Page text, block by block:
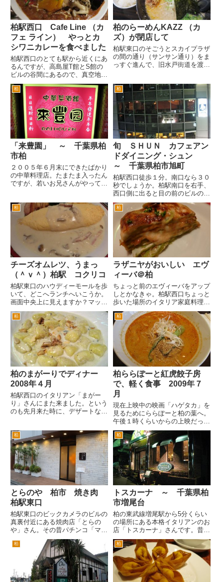
柏駅西口 Cafe Line （カ
フェ ライン） やっとカ
シワニカレーを食べました
柏駅西口のとても駅から近くにあ
るんですが、高島屋T館とS館の
ビルの谷間にあるので、真空地帯
みたいなところにある Cafe
Line （カフェ ライン）さんで
す。 駅からすごく近いのに、
静かな雰囲気の路地にあるこの隠
れ家的な雰囲気が好きです...
柏のらーめんKAZZ （カ
ズ）が閉店して
柏駅東口のそごうとスカイプラザ
の間の通り（サンサン通り）をま
っすぐ進んで、旧水戸街道を渡っ
か、行ったら違う店になってい
た。 カズさんのリポートをア
ップする前に閉店しちゃった。
最...
柏
「来豊園」 ～ 千葉県柏
市柏
２００５年６月末にできたばかり
の中華料理店。たまたま入ったん
ですが、若いお兄さんがやってい
た。 「まだパンフレットとかも
製作中でなにもないんですよ」と
おっしゃていたんで、詳しいこ
柏
旬 ＳＨＵＮ カフェアン
ドダイニング・シュン
～ 千葉県柏市旭町
柏駅西口徒歩１分。南口なら３０
秒でしょうか。柏駅南口を右手、
西口側に出ると目の前のビルの３
階です。 おしゃれな雰囲気のカ
フェバー風であり、お料理も創作
系のお料理が、おいしいです。
正直言って、一見予算が、高めか
なという雰囲気ですが、意外と
リ...
柏
チーズオムレツ、うまっ
（＾ｖ＾）柏駅 コクリコ
柏駅東口のハウディーモールを歩
いて、どこへランチへいこうか。
画面中央上に見えますか？マック
のビルの左にに小さく「コクリ
コ」の看板が。ハウディモールも
看板出してるんですね。 マック
を右折して、コクリコへ。決定。
こちらには、かわいい看板があり
ま...
柏
ラザニヤがおいしい エヴ
ィーバ＠柏
ちょっと前のエヴィーバをアップ
しとかなきゃ。柏駅西口ちょっと
歩いた場所のイタリア家庭料理の
エヴィーバさん。 最近は、店員
さんがおススメメニューとパスタ
の種類見本をテーブルにもってき
てくれます。 まずは、魚介と野
菜のサラダ ジェノバ風。ピク
ル...
柏
柏のまがーりでディナー
2008年４月
柏駅西口のイタリアン「まがー
り」さんにまた来ました。という
のも先月来た時に、デザートなど
だろうなと思った次第です。 夜
訪問すると駐車場にすでに車がい
ました。店員さんに聞かないで、
バ...
柏
柏ららぽーと紅虎餃子房
で、軽く食事 2009年７
月
現在上映中の映画「ハゲタカ」を
見るためにららぽーと柏の葉へ。
午後１時くらいからの上映だった
ので、軽く食事してからと思っ
て、１２時ころららぽーとへ。
日曜日は、やはり駐車場が混んで
いました。当然、レストラン街も
混雑(^^ゞ。 簡単に食べられて...
柏
とらのや 柏市 焼き肉
柏駅東口
柏駅東口のビックカメラのビルの
真裏付近にある焼肉店「とらの
や」さん。その昔パチンコ「マル
キ」があった付近です。 一見し
て店内も見えないし、高そうな雰
囲気です。このお店の売りは、
「A5ランクしかない」ことだそ
うです。 お、看板の横にお値段
でて...
柏
トスカーナ ～ 千葉県柏
市増尾台
柏の東武線増尾駅から5分くらい
の場所にある本格イタリアンのお
店「トスカーナ」さんです。昔サ
ッカーの柏レイソルが、ＪＦＬか
らＪリーグ加盟の際に助っ人とし
て加入した元ブラジル代表のカレ
カが、やってるお店という噂があ
りましたが、行く前に閉店とな
っ...
柏 柏